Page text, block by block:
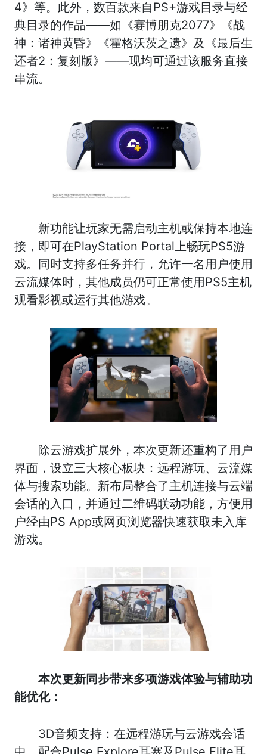
4》等。此外，数百款来自PS+游戏目录与经
典目录的作品——如《赛博朋克2077》《战
神：诸神黄昏》《霍格沃茨之遗》及《最后生
还者2：复刻版》——现均可通过该服务直接
串流。
新功能让玩家无需启动主机或保持本地连
接，即可在PlayStation Portal上畅玩PS5游
戏。同时支持多任务并行，允许一名用户使用
云流媒体时，其他成员仍可正常使用PS5主机
观看影视或运行其他游戏。
除云游戏扩展外，本次更新还重构了用户
界面，设立三大核心板块：远程游玩、云流媒
体与搜索功能。新布局整合了主机连接与云端
会话的入口，并通过二维码联动功能，方便用
户经由PS App或网页浏览器快速获取未入库
游戏。
本次更新同步带来多项游戏体验与辅助功
能优化：
3D音频支持：在远程游玩与云游戏会话